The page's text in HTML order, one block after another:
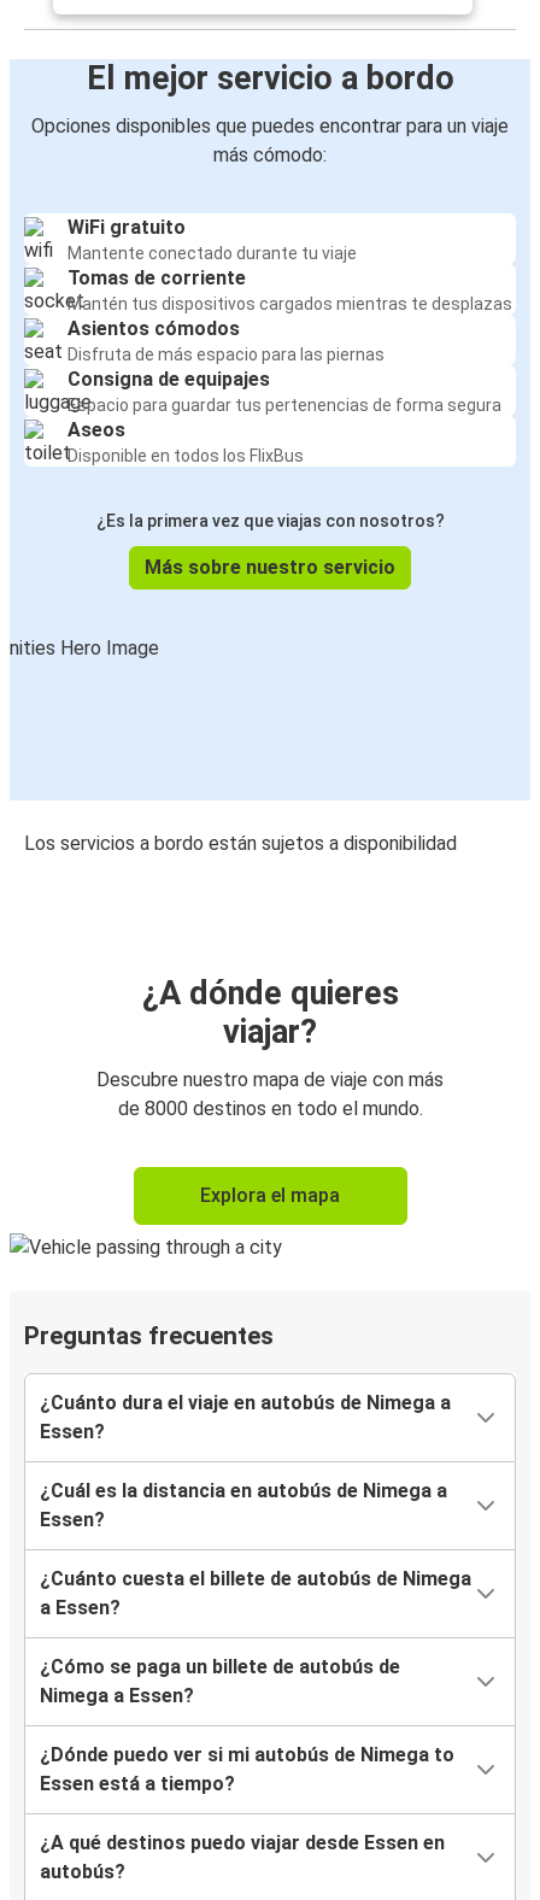
El mejor servicio a bordo
Opciones disponibles que puedes encontrar para un viaje
más cómodo:
WiFi gratuito
Mantente conectado durante tu viaje
Tomas de corriente
Mantén tus dispositivos cargados mientras te desplazas
Asientos cómodos
Disfruta de más espacio para las piernas
Consigna de equipajes
Espacio para guardar tus pertenencias de forma segura
Aseos
Disponible en todos los FlixBus
¿Es la primera vez que viajas con nosotros?
Más sobre nuestro servicio
Los servicios a bordo están sujetos a disponibilidad
¿A dónde quieres
viajar?
Descubre nuestro mapa de viaje con más
de 8000 destinos en todo el mundo.
Explora el mapa
Preguntas frecuentes
¿Cuánto dura el viaje en autobús de Nimega a
Essen?
¿Cuál es la distancia en autobús de Nimega a
Essen?
¿Cuánto cuesta el billete de autobús de Nimega
a Essen?
¿Cómo se paga un billete de autobús de
Nimega a Essen?
¿Dónde puedo ver si mi autobús de Nimega to
Essen está a tiempo?
¿A qué destinos puedo viajar desde Essen en
autobús?